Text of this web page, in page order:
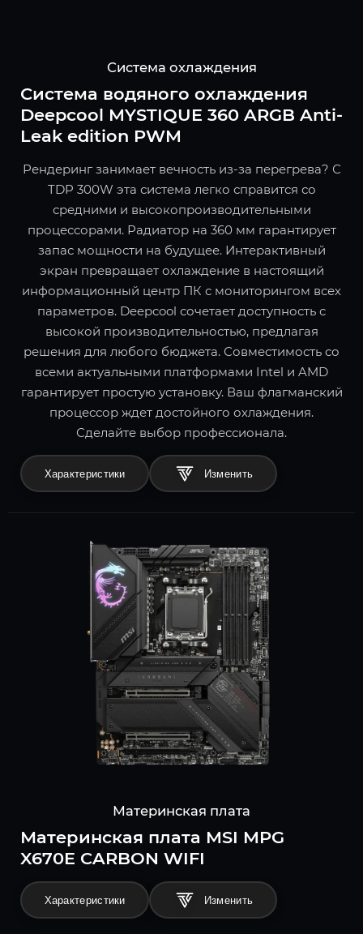
Система охлаждения
Система водяного охлаждения
Deepcool MYSTIQUE 360 ARGB Anti-
Leak edition PWM
Рендеринг занимает вечность из-за перегрева? С
TDP 300W эта система легко справится со
средними и высокопроизводительными
процессорами. Радиатор на 360 мм гарантирует
запас мощности на будущее. Интерактивный
экран превращает охлаждение в настоящий
информационный центр ПК с мониторингом всех
параметров. Deepcool сочетает доступность с
высокой производительностью, предлагая
решения для любого бюджета. Совместимость со
всеми актуальными платформами Intel и AMD
гарантирует простую установку. Ваш флагманский
процессор ждет достойного охлаждения.
Сделайте выбор профессионала.
Характеристики
Материнская плата
Материнская плата MSI MPG
X670E CARBON WIFI
Характеристики